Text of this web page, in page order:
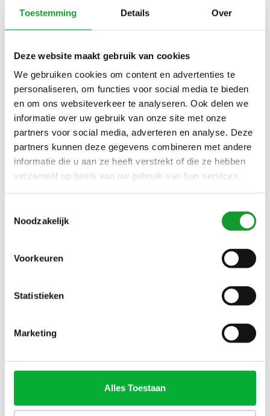
Toestemming Details Over
Deze website maakt gebruik van cookies
We gebruiken cookies om content en advertenties te
personaliseren, om functies voor social media te bieden
en om ons websiteverkeer te analyseren. Ook delen we
informatie over uw gebruik van onze site met onze
partners voor social media, adverteren en analyse. Deze
partners kunnen deze gegevens combineren met andere
informatie die u aan ze heeft verstrekt of die ze hebben
verzameld op basis van uw gebruik van hun services.
Noodzakelijk
Voorkeuren
Statistieken
Marketing
Alles Toestaan
Bekijk alle 6maten
CAVALLARO HEREN
DONKERBRUIN DARK
BROWN HALF ZIP TRUI
MET RITSJE
€149,00
Bekijk alle6maten
CAVALLARO HEREN BLAUW
GRIJS HALF ZIP TRUI MET
RITSJE
€149,00
NIEUW
Bekijk alle
ANTRACIET GRIJS
MET RITSJE
NIEUW
maten
CAVALLARO HEREN
ZWART BLACK HALF ZIP
HAPPY DEALS: 2 Cavallaro half zip merino wol truien